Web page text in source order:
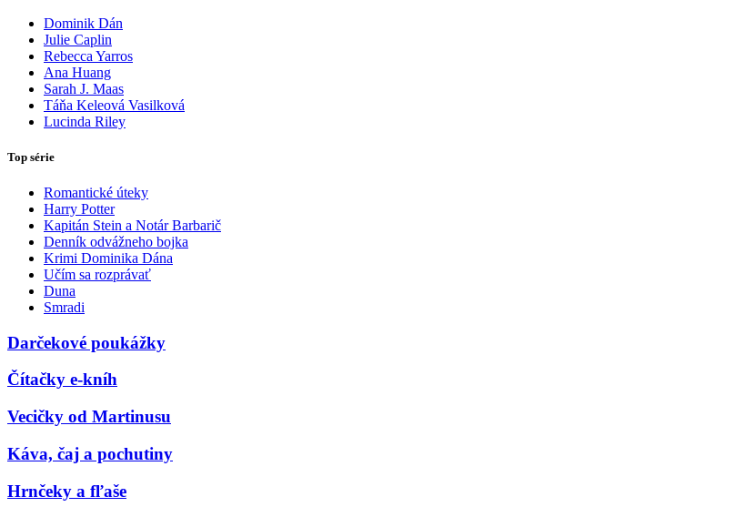
Dominik Dán
Julie Caplin
Rebecca Yarros
Ana Huang
Sarah J. Maas
Táňa Keleová Vasilková
Lucinda Riley
Top série
Romantické úteky
Harry Potter
Kapitán Stein a Notár Barbarič
Denník odvážneho bojka
Krimi Dominika Dána
Učím sa rozprávať
Duna
Smradi
Darčekové poukážky
Čítačky e-kníh
Vecičky od Martinusu
Káva, čaj a pochutiny
Hrnčeky a fľaše